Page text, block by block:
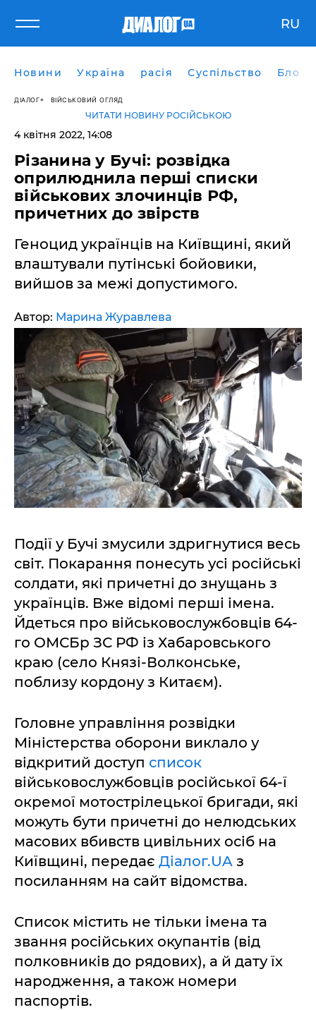
RU
Новини Україна расія Суспільство Блоги
ДІАЛОГ ВІЙСЬКОВИЙ ОГЛЯД
ЧИТАТИ НОВИНУ РОСІЙСЬКОЮ
4 квітня 2022, 14:08
Різанина у Бучі: розвідка
оприлюднила перші списки
військових злочинців РФ,
причетних до звірств
Геноцид українців на Київщині, який
влаштували путінські бойовики,
вийшов за межі допустимого.
Автор: Марина Журавлева
Події у Бучі змусили здригнутися весь
світ. Покарання понесуть усі російські
солдати, які причетні до знущань з
українців. Вже відомі перші імена.
Йдеться про військовослужбовців 64-
го ОМСБр ЗС РФ із Хабаровського
краю (село Князі-Волконське,
поблизу кордону з Китаєм).
Головне управління розвідки
Міністерства оборони виклало у
відкритий доступ список
військовослужбовців російської 64-ї
окремої мотострілецької бригади, які
можуть бути причетні до нелюдських
масових вбивств цивільних осіб на
Київщині, передає Діалог.UA з
посиланням на сайт відомства.
Список містить не тільки імена та
звання російських окупантів (від
полковників до рядових), а й дату їх
народження, а також номери
паспортів.